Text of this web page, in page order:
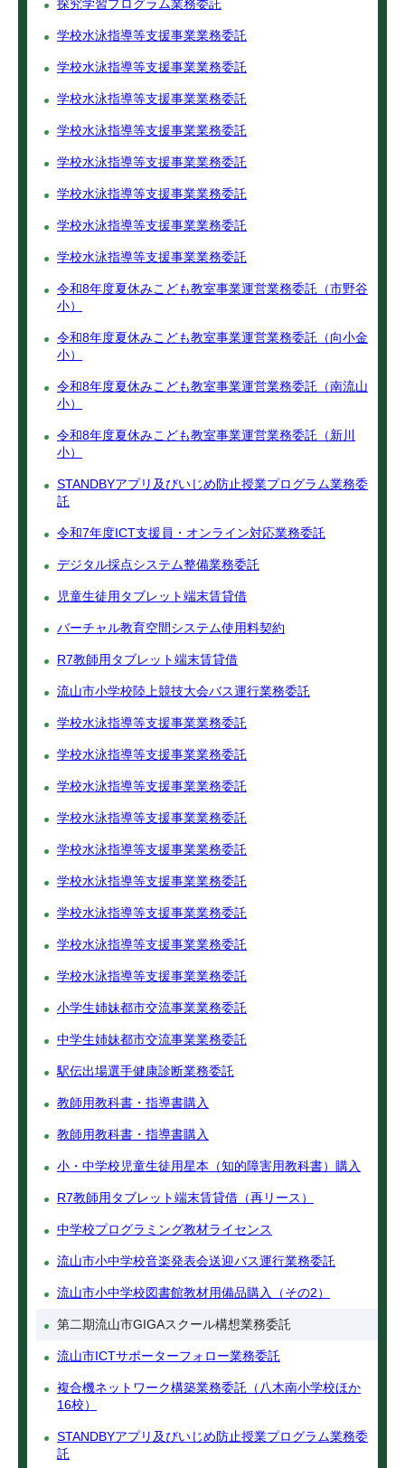
探究学習プログラム業務委託
学校水泳指導等支援事業業務委託
学校水泳指導等支援事業業務委託
学校水泳指導等支援事業業務委託
学校水泳指導等支援事業業務委託
学校水泳指導等支援事業業務委託
学校水泳指導等支援事業業務委託
学校水泳指導等支援事業業務委託
学校水泳指導等支援事業業務委託
令和8年度夏休みこども教室事業運営業務委託（市野谷
小）
令和8年度夏休みこども教室事業運営業務委託（向小金
小）
令和8年度夏休みこども教室事業運営業務委託（南流山
小）
令和8年度夏休みこども教室事業運営業務委託（新川
小）
STANDBYアプリ及びいじめ防止授業プログラム業務委
託
令和7年度ICT支援員・オンライン対応業務委託
デジタル採点システム整備業務委託
児童生徒用タブレット端末賃貸借
バーチャル教育空間システム使用料契約
R7教師用タブレット端末賃貸借
流山市小学校陸上競技大会バス運行業務委託
学校水泳指導等支援事業業務委託
学校水泳指導等支援事業業務委託
学校水泳指導等支援事業業務委託
学校水泳指導等支援事業業務委託
学校水泳指導等支援事業業務委託
学校水泳指導等支援事業業務委託
学校水泳指導等支援事業業務委託
学校水泳指導等支援事業業務委託
学校水泳指導等支援事業業務委託
小学生姉妹都市交流事業業務委託
中学生姉妹都市交流事業業務委託
駅伝出場選手健康診断業務委託
教師用教科書・指導書購入
教師用教科書・指導書購入
小・中学校児童生徒用星本（知的障害用教科書）購入
R7教師用タブレット端末賃貸借（再リース）
中学校プログラミング教材ライセンス
流山市小中学校音楽発表会送迎バス運行業務委託
流山市小中学校図書館教材用備品購入（その2）
第二期流山市GIGAスクール構想業務委託
流山市ICTサポーターフォロー業務委託
複合機ネットワーク構築業務委託（八木南小学校ほか
16校）
STANDBYアプリ及びいじめ防止授業プログラム業務委
託